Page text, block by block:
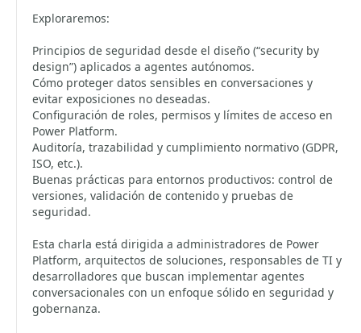
Exploraremos:
Principios de seguridad desde el diseño (“security by
design”) aplicados a agentes autónomos.
Cómo proteger datos sensibles en conversaciones y
evitar exposiciones no deseadas.
Configuración de roles, permisos y límites de acceso en
Power Platform.
Auditoría, trazabilidad y cumplimiento normativo (GDPR,
ISO, etc.).
Buenas prácticas para entornos productivos: control de
versiones, validación de contenido y pruebas de
seguridad.
Esta charla está dirigida a administradores de Power
Platform, arquitectos de soluciones, responsables de TI y
desarrolladores que buscan implementar agentes
conversacionales con un enfoque sólido en seguridad y
gobernanza.